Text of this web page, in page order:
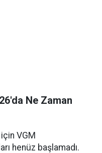
Ne Zaman
VGM
henüz başlamadı.